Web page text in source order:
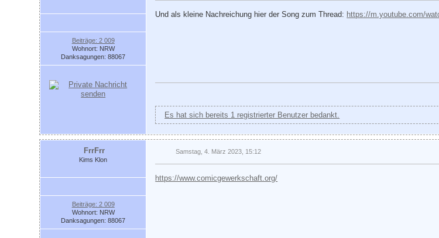
Beiträge: 2 009
Wohnort: NRW
Danksagungen: 88067
Und als kleine Nachreichung hier der Song zum Thread: https://m.youtube.com/
Es hat sich bereits 1 registrierter Benutzer bedankt.
FrrFrr
Kims Klon
Beiträge: 2 009
Wohnort: NRW
Danksagungen: 88067
Samstag, 4. März 2023, 15:12
https://www.comicgewerkschaft.org/